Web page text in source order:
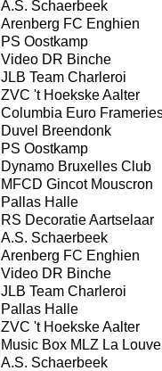
A.S. Schaerbeek
Arenberg FC Enghien
PS Oostkamp
Video DR Binche
JLB Team Charleroi
ZVC 't Hoekske Aalter
Columbia Euro
Duvel Breendonk
PS Oostkamp
Dynamo Bruxelles Club
MFCD Gincot Mouscron
Pallas Halle
RS Decoratie Aartselaar
A.S. Schaerbeek
Arenberg FC Enghien
Video DR Binche
JLB Team Charleroi
Pallas Halle
ZVC 't Hoekske Aalter
Music Box MLZ La Louve
A.S. Schaerbeek